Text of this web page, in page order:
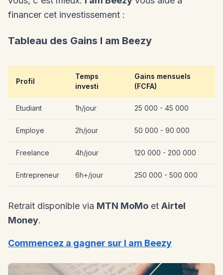
financer cet investissement :
Tableau des Gains I am Beezy
Profil
Temps
investi
Gains mensuels
(FCFA)
Etudiant 1h/jour 25 000 - 45 000
Employe 2h/jour 50 000 - 90 000
Freelance 4h/jour 120 000 - 200 000
Entrepreneur 6h+/jour 250 000 - 500 000
Retrait disponible via MTN MoMo et Airtel
Money.
Commencez a gagner sur I am Beezy